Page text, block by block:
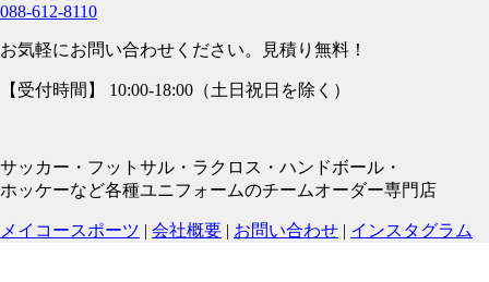
088-612-8110
お気軽にお問い合わせください。見積り無料！
【受付時間】 10:00-18:00（土日祝日を除く）
サッカー・フットサル・ラクロス・ハンドボール・
ホッケーなど各種ユニフォームのチームオーダー専門店
メイコースポーツ | 会社概要 | お問い合わせ | インスタグラム